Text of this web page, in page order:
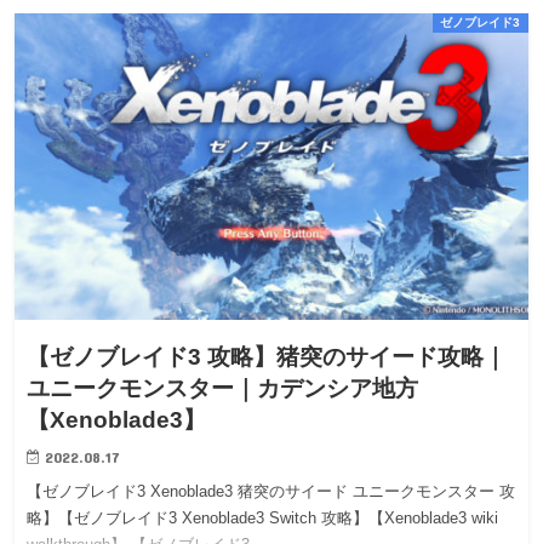
ゼノブレイド3
【ゼノブレイド3 攻略】猪突のサイード攻略｜
ユニークモンスター｜カデンシア地方
【Xenoblade3】
2022.08.17
【ゼノブレイド3 Xenoblade3 猪突のサイード ユニークモンスター 攻
略】【ゼノブレイド3 Xenoblade3 Switch 攻略】【Xenoblade3 wiki